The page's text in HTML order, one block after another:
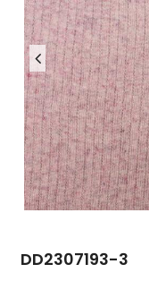
DD2307193-3